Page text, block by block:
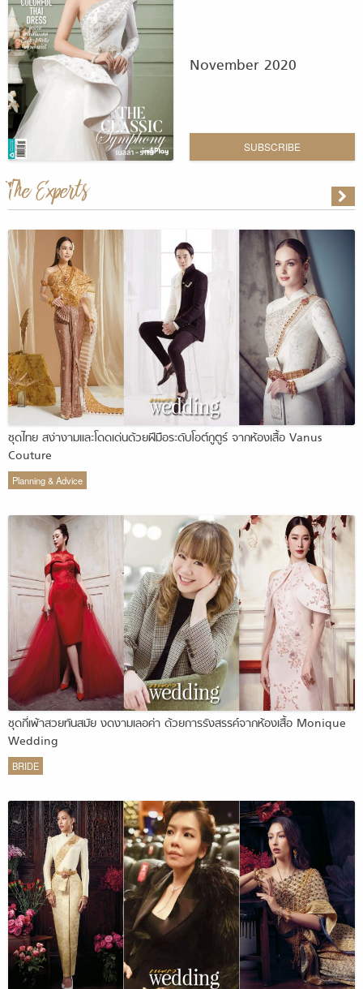
November 2020
SUBSCRIBE
The Experts
ชุดไทย สง่างามและโดดเด่นด้วยฝีมือระดับโอต์กูตูร์ จากห้องเสื้อ Vanus
Couture
Planning & Advice
ชุดกี่เพ้าสวยทันสมัย งดงามเลอค่า ด้วยการรังสรรค์จากห้องเสื้อ Monique
Wedding
BRIDE